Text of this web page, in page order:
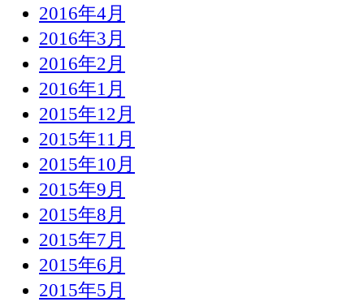
2016年4月
2016年3月
2016年2月
2016年1月
2015年12月
2015年11月
2015年10月
2015年9月
2015年8月
2015年7月
2015年6月
2015年5月